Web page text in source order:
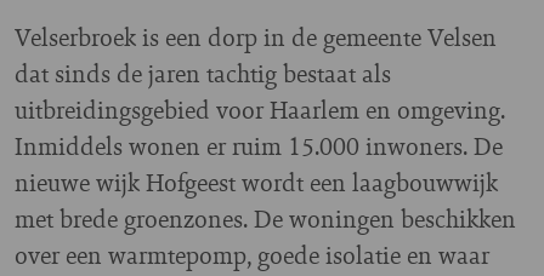
Velserbroek is een dorp in de gemeente Velsen
dat sinds de jaren tachtig bestaat als
uitbreidingsgebied voor Haarlem en omgeving.
Inmiddels wonen er ruim 15.000 inwoners. De
nieuwe wijk Hofgeest wordt een laagbouwwijk
met brede groenzones. De woningen beschikken
over een warmtepomp, goede isolatie en waar